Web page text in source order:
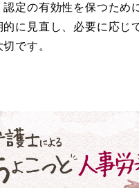
認定の有効性を保つため
的に見直し、必要に応じ
です。